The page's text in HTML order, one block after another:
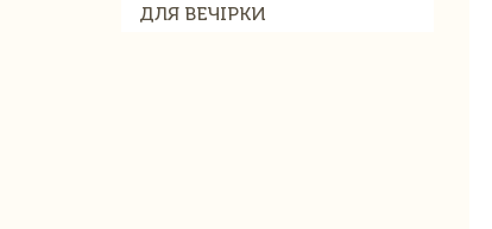
ДЛЯ ВЕЧІРКИ